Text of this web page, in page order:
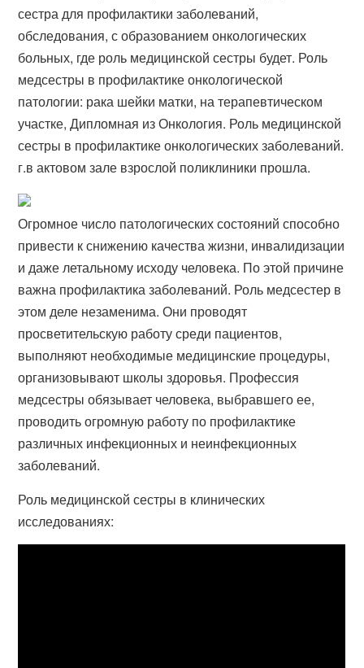
сестра для профилактики заболеваний,
обследования, с образованием онкологических
больных, где роль медицинской сестры будет. Роль
медсестры в профилактике онкологической
патологии: рака шейки матки, на терапевтическом
участке, Дипломная из Онкология. Роль медицинской
сестры в профилактике онкологических заболеваний.
г.в актовом зале взрослой поликлиники прошла.
Огромное число патологических состояний способно
привести к снижению качества жизни, инвалидизации
и даже летальному исходу человека. По этой причине
важна профилактика заболеваний. Роль медсестер в
этом деле незаменима. Они проводят
просветительскую работу среди пациентов,
выполняют необходимые медицинские процедуры,
организовывают школы здоровья. Профессия
медсестры обязывает человека, выбравшего ее,
проводить огромную работу по профилактике
различных инфекционных и неинфекционных
заболеваний.
Роль медицинской сестры в клинических
исследованиях: